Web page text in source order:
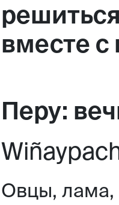
вместе с
Перу:
Овцы, лама,